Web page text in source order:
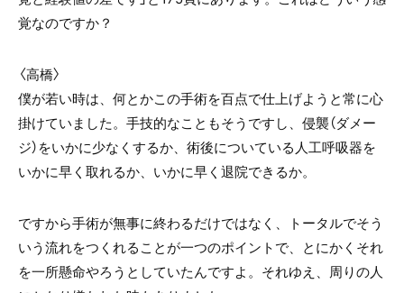
覚なのですか？
〈高橋〉
僕が若い時は、何とかこの手術を百点で仕上げようと常に心
掛けていました。手技的なこともそうですし、侵襲（ダメー
ジ）をいかに少なくするか、術後についている人工呼吸器を
いかに早く取れるか、いかに早く退院できるか。
ですから手術が無事に終わるだけではなく、トータルでそう
いう流れをつくれることが一つのポイントで、とにかくそれ
を一所懸命やろうとしていたんですよ。それゆえ、周りの人